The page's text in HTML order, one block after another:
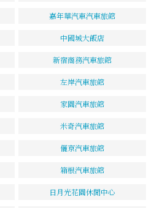
嘉年華汽車汽車旅館
中國城大飯店
新宿商務汽車旅館
左岸汽車旅館
家園汽車旅館
米奇汽車旅館
儷京汽車旅館
箱根汽車旅館
日月光花園休閒中心